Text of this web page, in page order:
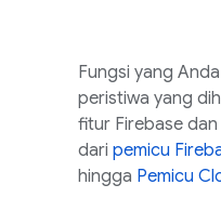
Fungsi yang
peristiwa yang
fitur Firebase dan
dari pemicu
hingga Pemicu